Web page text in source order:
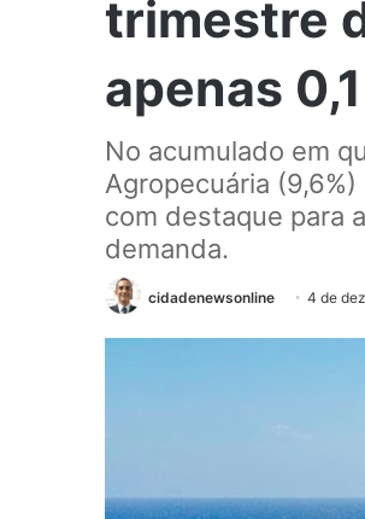
trimestre
apenas
No acumulado em
Agropecuária
com destaque para
demanda.
cidadenewsonline 4 de